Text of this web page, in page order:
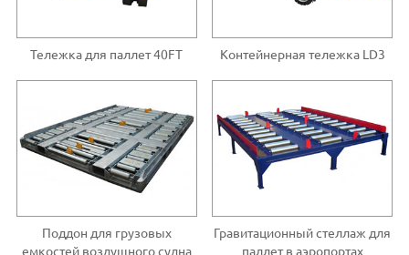
Тележка для паллет 40FT Контейнерная тележка LD3
Поддон для грузовых
емкостей воздушного судна
Гравитационный стеллаж для
паллет в аэропортах